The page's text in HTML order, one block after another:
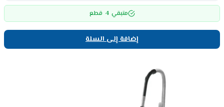
متبقي 4 قطع
إضافة إلى السلة